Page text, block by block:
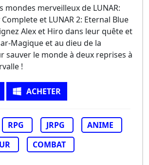
mondes merveilleux de LUNAR:
et LUNAR 2: Eternal Blue
Alex et Hiro dans leur quête et
Magique et au dieu de la
sauver le monde à deux reprises à
!
ACHETER
RPG JRPG
ANIME
COMBAT